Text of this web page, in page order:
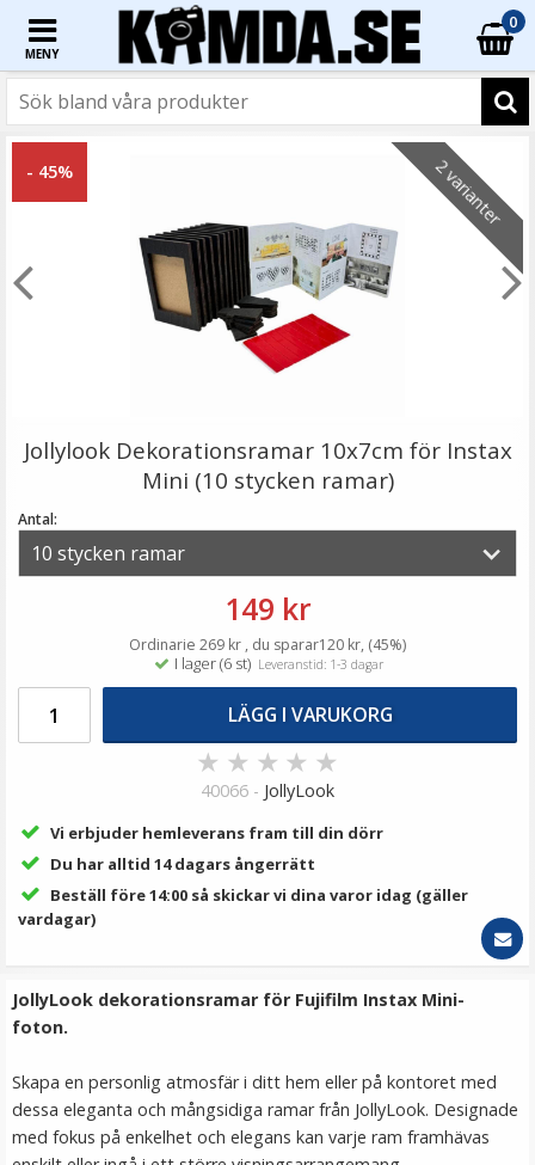
MENY
0
LÄGG I VARUKORG
Jupio batteri (4st) AA 2700mAh laddbart
★★★★★
LÄGG I VARUKORG
2 varianter
- 45%
Jollylook Dekorationsramar 10x7cm för Instax
Mini (10 stycken ramar)
Antal:
149 kr
Ordinarie 269 kr , du sparar120 kr, (45%)
I lager (6 st) Leveranstid: 1-3 dagar
LÄGG I VARUKORG
★ ★ ★ ★ ★
40066 - JollyLook
Vi erbjuder hemleverans fram till din dörr
Du har alltid 14 dagars ångerrätt
Beställ före 14:00 så skickar vi dina varor idag (gäller
vardagar)
JollyLook dekorationsramar för Fujifilm Instax Mini-
foton.
Skapa en personlig atmosfär i ditt hem eller på kontoret med
dessa eleganta och mångsidiga ramar från JollyLook. Designade
med fokus på enkelhet och elegans kan varje ram framhävas